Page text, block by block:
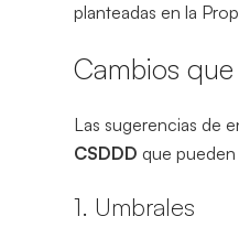
planteadas en la
Cambios
Las sugerencias de
CSDDDque pueden
1. Umbrales